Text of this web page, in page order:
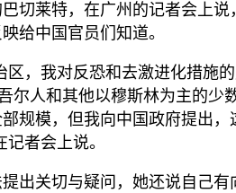
切莱特，在广州的记者会上
给中国官员们知道。
区，我对反恐和去激进化措施
尔人和其他以穆斯林为主的少
规模，但我向中国政府提出
记者会上说。
出关切与疑问，她还说自己